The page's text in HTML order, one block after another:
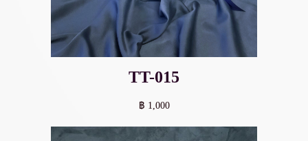
TT-015
฿ 1,000